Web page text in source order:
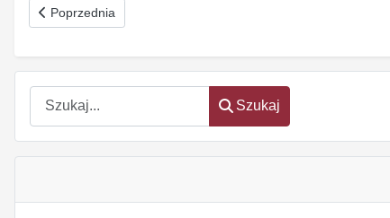
Szukaj
Szukaj
Poprzednia strona: Wybrane publikacje Akademii
Poprzednia